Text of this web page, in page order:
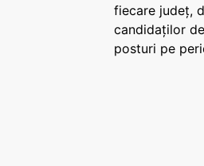
fiecare județ,
candidaților
posturi pe